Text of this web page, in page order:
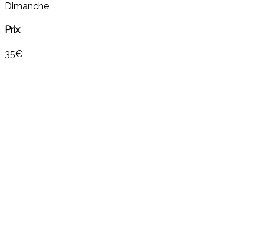
Dimanche
Prix
35€